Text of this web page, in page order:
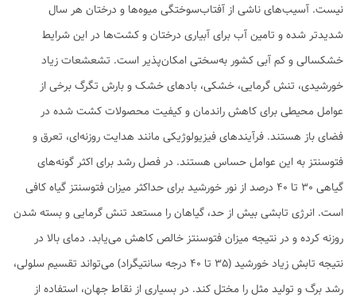
نیست. آسیب‌های ناشی از آفتاب‌سوختگی میوه‌‌ها و درختان هر سال
شدیدتر شده و تامین آب برای آبیاری درختان و کشت‌ها در این شرایط
خشکسالی و کم آبی کشور به‌سختی امکان‌پذیر است. تشعشعات زیاد
خورشیدی، تنش گرمایی، خشکی، بادهای خشک و بارش تگرگ برخی از
عوامل محیطی برای کاهش راندمان و کیفیت محصولات کشت شده در
فضای باز هستند. فرآیندهای فیزیولوژیکی مانند هدایت روزنه‌ای، تعرق و
فتوسنتز به این عوامل حساس هستند. در فصل رشد برای اکثر گونه‌های
گیاهی 30 تا 40 درصد از نور خورشید برای حداکثر میزان فتوسنتز گیاه کافی
است. انرژی تابشی بیش از حد، گیاهان را مستعد تنش گرمایی و بسته شدن
روزنه کرده و در نتیجه میزان فتوسنتز خالص کاهش می‌یابد. دمای بالا در
نتیجه تابش زیاد خورشید (35 تا 40 درجه سانتیگراد) می‌تواند تقسیم سلولی،
رشد برگ و تولید مثل را مختل کند. در بسیاری از نقاط جهان، استفاده از